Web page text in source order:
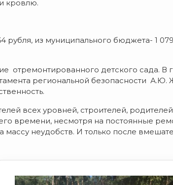
кровлю.
рубля, из муниципального бюджета- 1
отремонтированного детского сада. В
региональной безопасности А.Ю.
всех уровней, строителей, родителей
времени, несмотря на постоянные
неудобств. И только после